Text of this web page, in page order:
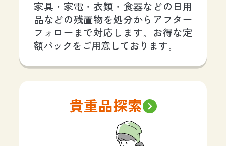
家具・家電・衣類・食器などの日用
品などの残置物を処分からアフター
フォローまで対応します。お得な定
額パックをご用意しております。
貴重品探索